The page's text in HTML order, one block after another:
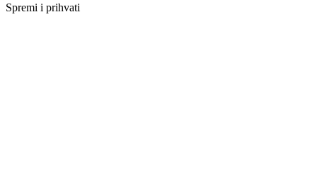
Spremi i prihvati